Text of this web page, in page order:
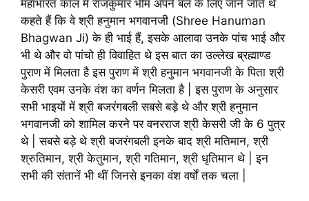
महाभारत काल में राजकुमार भीम अपने बल के लिए जाने जाते थे
कहते हैं कि वे श्री हनुमान भगवानजी (Shree Hanuman
Bhagwan Ji) के ही भाई हैं, इसके आलावा उनके पांच भाई और
भी थे और वो पांचो ही विवाहित थे इस बात का उल्लेख ब्रह्माण्ड
पुराण में मिलता है इस पुराण में श्री हनुमान भगवानजी के पिता श्री
केसरी एवम उनके वंश का वर्णन मिलता है | इस पुराण के अनुसार
सभी भाइयों में श्री बजरंगबली सबसे बड़े थे और श्री हनुमान
भगवानजी को शामिल करने पर वनरराज श्री केसरी जी के 6 पुत्र
थे | सबसे बड़े थे श्री बजरंगबली इनके बाद श्री मतिमान, श्री
श्रुतिमान, श्री केतुमान, श्री गतिमान, श्री धृतिमान थे | इन
सभी की संतानें भी थीं जिनसे इनका वंश वर्षों तक चला |